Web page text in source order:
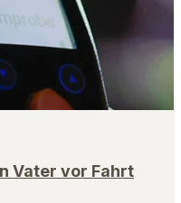
Vater vor Fahrt